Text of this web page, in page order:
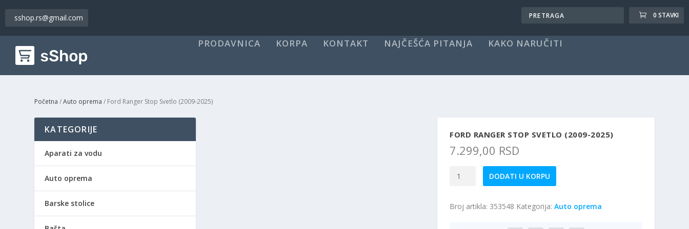
sshop.rs@gmail.com 0 STAVKI
PRODAVNICA KORPA KONTAKT NAJČEŠĆA PITANJA KAKO NARUČITI
Početna /Auto oprema / Ford Ranger Stop Svetlo (2009-2025)
FORD RANGER STOP SVETLO (2009-2025)
7.299,00 RSD
Svetlo
DODATI U KORPU
Broj artikla: 353548 Kategorija:Auto oprema
KATEGORIJE
Aparati za vodu
Auto oprema
Barske stolice